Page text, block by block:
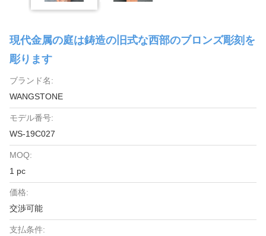
現代金属の庭は鋳造の旧式な西部のブロンズ彫刻を
彫ります
ブランド名:
WANGSTONE
モデル番号:
WS-19C027
MOQ:
1 pc
価格:
交渉可能
支払条件: